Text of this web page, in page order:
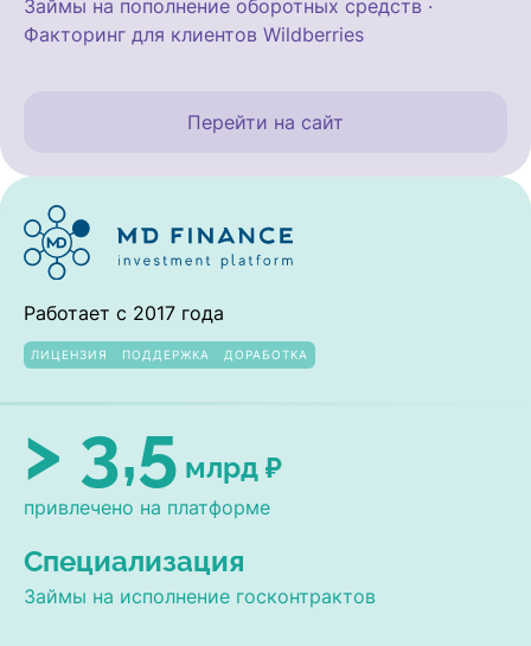
Перейти на сайт
Займы на пополнение оборотных средств ·
Факторинг для клиентов Wildberries
Работает с 2017 года
ЛИЦЕНЗИЯ ПОДДЕРЖКА ДОРАБОТКА
> 3,5 млрд ₽
привлечено на платформе
Специализация
Займы на исполнение госконтрактов